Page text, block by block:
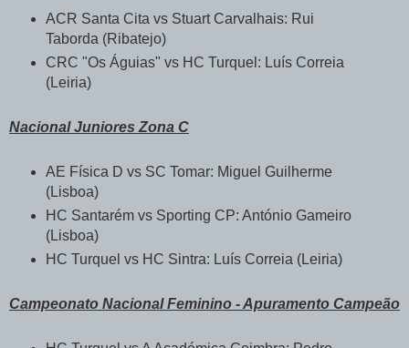
ACR Santa Cita vs Stuart Carvalhais: Rui
Taborda (Ribatejo)
CRC "Os Águias" vs HC Turquel: Luís Correia
(Leiria)
Nacional Juniores Zona C
AE Física D vs SC Tomar: Miguel Guilherme
(Lisboa)
HC Santarém vs Sporting CP: António Gameiro
(Lisboa)
HC Turquel vs HC Sintra: Luís Correia (Leiria)
Campeonato Nacional Feminino - Apuramento Campeão